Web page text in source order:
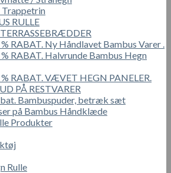
Trappetrin
RULLE
RABAT. Ny Håndlavet Bambus Varer .
RABAT. Halvrunde Bambus Hegn
RABAT. VÆVET HEGN PANELER.
PÅ RESTVARER
Bambuspuder, betræk sæt
på Bambus Håndklæde
Produkter
Rulle